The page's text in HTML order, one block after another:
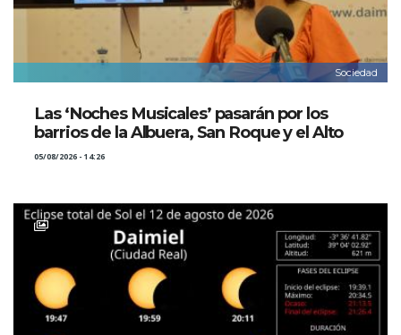
Sociedad
Las ‘Noches Musicales’ pasarán por los
barrios de la Albuera, San Roque y el Alto
05/08/2026 - 14:26